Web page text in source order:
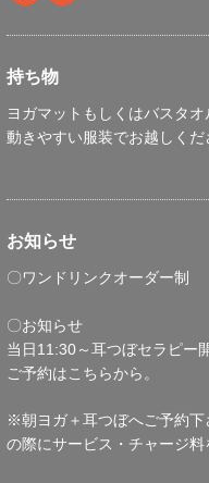
持ち物
ヨガマットもしくはバスタオ
動きやすい服装でお越しくだ
お知らせ
〇ワンドリンクオーダー制
〇お知らせ
当日11:30～耳つぼセラピー開
ご予約はこちらから。
※朝ヨガ＋耳つぼへご予約
の際にサービス・チャージ料